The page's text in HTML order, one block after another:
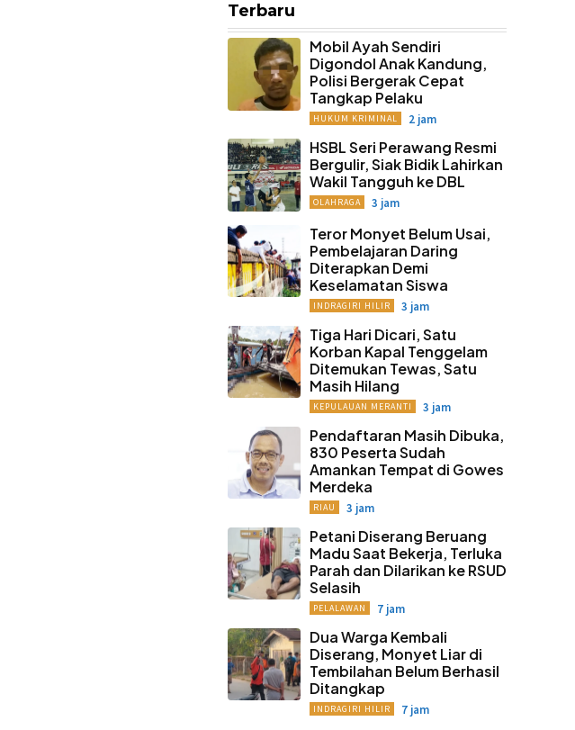
Terbaru
Mobil Ayah Sendiri
Digondol Anak Kandung,
Polisi Bergerak Cepat
Tangkap Pelaku
HUKUM KRIMINAL 2 jam
HSBL Seri Perawang Resmi
Bergulir, Siak Bidik Lahirkan
Wakil Tangguh ke DBL
OLAHRAGA 3 jam
Teror Monyet Belum Usai,
Pembelajaran Daring
Diterapkan Demi
Keselamatan Siswa
INDRAGIRI HILIR 3 jam
Tiga Hari Dicari, Satu
Korban Kapal Tenggelam
Ditemukan Tewas, Satu
Masih Hilang
KEPULAUAN MERANTI 3 jam
Pendaftaran Masih Dibuka,
830 Peserta Sudah
Amankan Tempat di Gowes
Merdeka
RIAU 3 jam
Petani Diserang Beruang
Madu Saat Bekerja, Terluka
Parah dan Dilarikan ke RSUD
Selasih
PELALAWAN 7 jam
Dua Warga Kembali
Diserang, Monyet Liar di
Tembilahan Belum Berhasil
Ditangkap
INDRAGIRI HILIR 7 jam